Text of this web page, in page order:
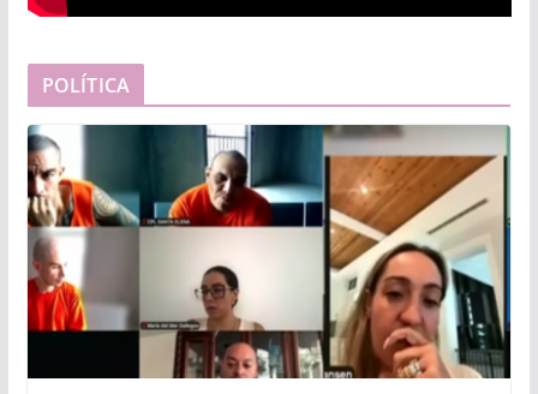
POLÍTICA